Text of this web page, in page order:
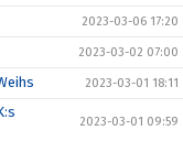
2023-03-06 17:20
2023-03-02 07:00
2023-03-01 18:11
2023-03-01 09:59